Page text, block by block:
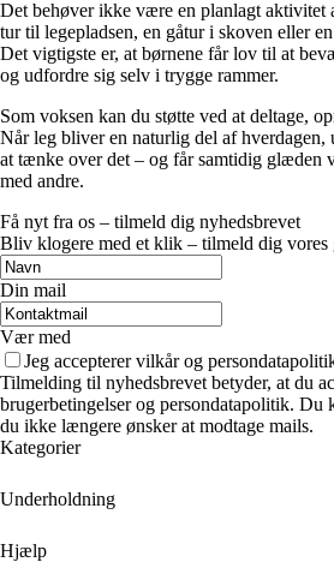
Det behøver ikke være en planlagt aktivitet
tur til legepladsen, en gåtur i skoven eller
Det vigtigste er, at børnene får lov til at
og udfordre sig selv i trygge rammer.
Som voksen kan du støtte ved at deltage,
Når leg bliver en naturlig del af hverdagen,
at tænke over det – og får samtidig glæden
med andre.
Få nyt fra os – tilmeld dig nyhedsbrevet
Bliv klogere med et klik – tilmeld dig vores
Din mail
Vær med
Jeg accepterer vilkår og
Tilmelding til nyhedsbrevet betyder, at du
brugerbetingelser og persondatapolitik. Du
du ikke længere ønsker at modtage mails.
Kategorier
Underholdning
Hjælp